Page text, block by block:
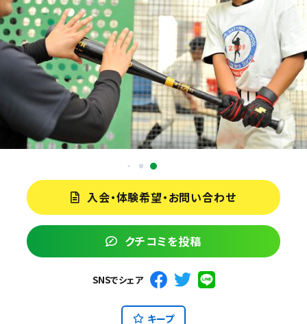
入会・体験希望・お問い合わせ
クチコミを投稿
SNSでシェア
キープ